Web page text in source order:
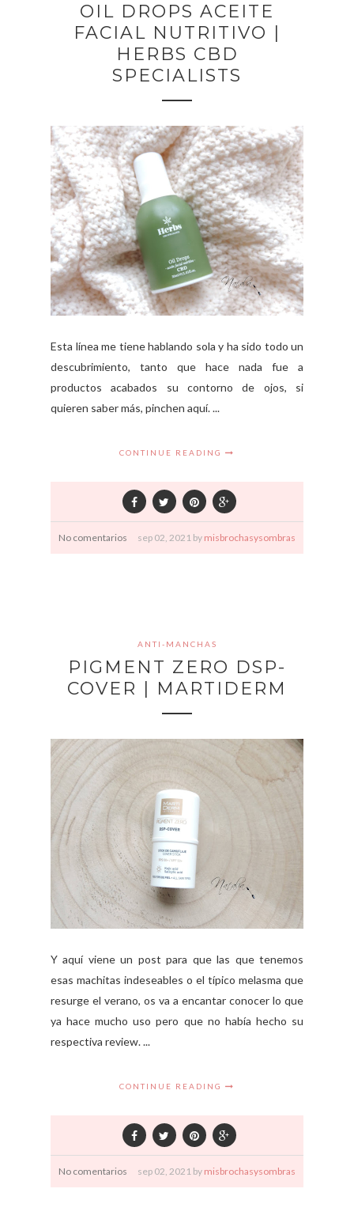
OIL DROPS ACEITE
FACIAL NUTRITIVO |
HERBS CBD
SPECIALISTS
Esta línea me tiene hablando sola y ha sido todo un
descubrimiento, tanto que hace nada fue a
productos acabados su contorno de ojos, si
quieren saber más, pinchen aquí. ...
CONTINUE READING
No comentarios sep 02, 2021 by misbrochasysombras
ANTI-MANCHAS
PIGMENT ZERO DSP-
COVER | MARTIDERM
Y aquí viene un post para que las que tenemos
esas machitas indeseables o el típico melasma que
resurge el verano, os va a encantar conocer lo que
ya hace mucho uso pero que no había hecho su
respectiva review. ...
CONTINUE READING
No comentarios sep 02, 2021 by misbrochasysombras